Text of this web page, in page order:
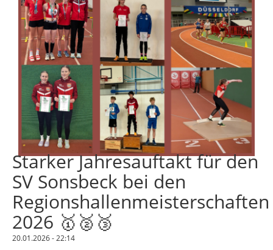
Starker Jahresauftakt für den
SV Sonsbeck bei den
Regionshallenmeisterschaften
2026 🥇🥈🥉
20.01.2026 - 22:14